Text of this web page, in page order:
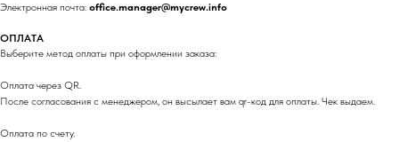
Электронная почта: office.manager@mycrew.info
ОПЛАТА
Выберите метод оплаты при оформлении заказа:
Оплата через QR.
После согласования с менеджером, он высылает вам qr-код для оплаты. Чек выдаем.
Оплата по счету.